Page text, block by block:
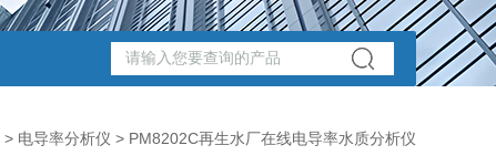
> 电导率分析仪 > PM8202C再生水厂在线电导率水质分析仪